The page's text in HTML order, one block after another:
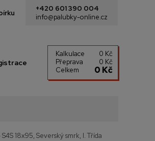
+420 601 390 004
info@palubky-online.cz
Kalkulace
0 Kč
Přeprava
0 Kč
Celkem
0 Kč
18x95, Severský smrk, I. Třída